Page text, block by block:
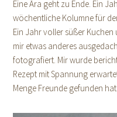
Eine Ära geht zu Ende. Ein
wöchentliche Kolumne für
Ein Jahr voller süßer
mir etwas anderes
fotografiert. Mir wurde
Rezept mit Spannung
Menge Freunde gefunden hat.